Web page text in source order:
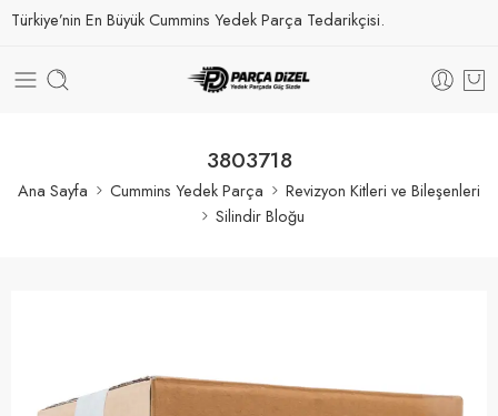
Türkiye’nin En Büyük Cummins Yedek Parça Tedarikçisi.
3803718
Ana Sayfa Cummins Yedek Parça
Revizyon Kitleri ve Bileşenleri
Silindir Bloğu